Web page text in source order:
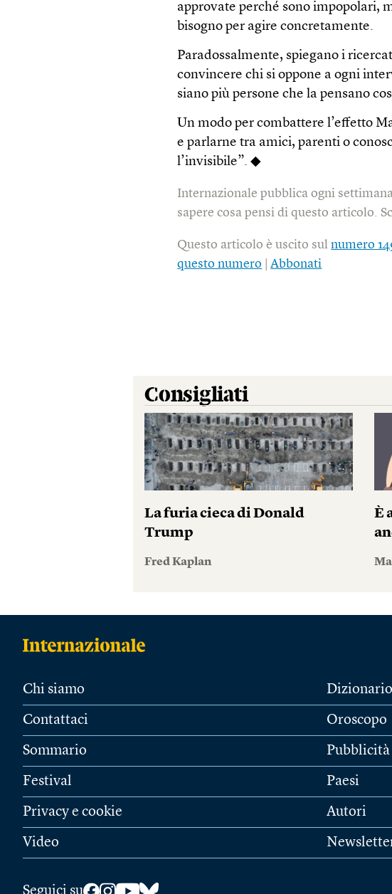
approvate perché sono impopolari,
bisogno per agire concretamente.
Paradossalmente, spiegano i
convincere chi si oppone a ogni
siano più persone che la pensano
Un modo per combattere l’effetto
e parlarne tra amici, parenti o
l’invisibile”. ◆
Internazionale pubblica ogni
sapere cosa pensi di questo articolo.
Questo articolo è uscito sulnumero
questo numero |Abbonati
Consigliati
La furia cieca di Donald
Trump
Fred Kaplan
È
Chi siamo
Contattaci
Sommario
Festival
Privacy e cookie
Video
Oroscopo
Pubblicità
Paesi
Autori